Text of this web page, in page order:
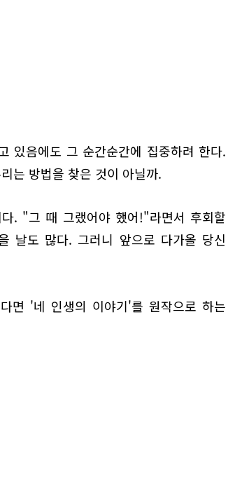
있음에도 그 순간순간에 집중하려 한다.
는 방법을 찾은 것이 아닐까.
. "그 때 그랬어야 했어!"라면서 후회할
날도 많다. 그러니 앞으로 다가올 당신
면 '네 인생의 이야기'를 원작으로 하는